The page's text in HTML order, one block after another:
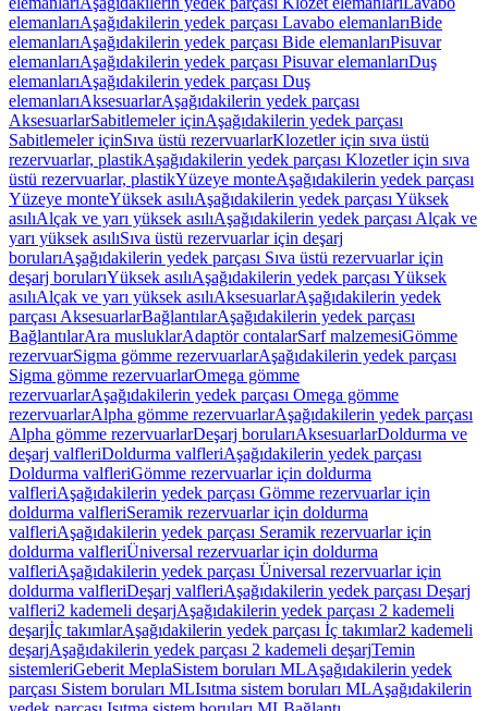
elemanlarıAşağıdakilerin yedek parçası Lavabo elemanlarıBide
elemanlarıAşağıdakilerin yedek parçası Bide elemanlarıPisuvar
elemanlarıAşağıdakilerin yedek parçası Pisuvar elemanlarıDuş
elemanlarıAşağıdakilerin yedek parçası Duş
elemanlarıAksesuarlarAşağıdakilerin yedek parçası
AksesuarlarSabitlemeler içinAşağıdakilerin yedek parçası
Sabitlemeler içinSıva üstü rezervuarlarKlozetler için sıva üstü
rezervuarlar, plastikAşağıdakilerin yedek parçası Klozetler için sıva
üstü rezervuarlar, plastikYüzeye monteAşağıdakilerin yedek parçası
Yüzeye monteYüksek asılıAşağıdakilerin yedek parçası Yüksek
asılıAlçak ve yarı yüksek asılıAşağıdakilerin yedek parçası Alçak ve
yarı yüksek asılıSıva üstü rezervuarlar için deşarj
borularıAşağıdakilerin yedek parçası Sıva üstü rezervuarlar için
deşarj borularıYüksek asılıAşağıdakilerin yedek parçası Yüksek
asılıAlçak ve yarı yüksek asılıAksesuarlarAşağıdakilerin yedek
parçası AksesuarlarBağlantılarAşağıdakilerin yedek parçası
BağlantılarAra musluklarAdaptör contalarSarf malzemesiGömme
rezervuarSigma gömme rezervuarlarAşağıdakilerin yedek parçası
Sigma gömme rezervuarlarOmega gömme
rezervuarlarAşağıdakilerin yedek parçası Omega gömme
rezervuarlarAlpha gömme rezervuarlarAşağıdakilerin yedek parçası
Alpha gömme rezervuarlarDeşarj borularıAksesuarlarDoldurma ve
deşarj valfleriDoldurma valfleriAşağıdakilerin yedek parçası
Doldurma valfleriGömme rezervuarlar için doldurma
valfleriAşağıdakilerin yedek parçası Gömme rezervuarlar için
doldurma valfleriSeramik rezervuarlar için doldurma
valfleriAşağıdakilerin yedek parçası Seramik rezervuarlar için
doldurma valfleriÜniversal rezervuarlar için doldurma
valfleriAşağıdakilerin yedek parçası Üniversal rezervuarlar için
doldurma valfleriDeşarj valfleriAşağıdakilerin yedek parçası Deşarj
valfleri2 kademeli deşarjAşağıdakilerin yedek parçası 2 kademeli
deşarjİç takımlarAşağıdakilerin yedek parçası İç takımlar2 kademeli
deşarjAşağıdakilerin yedek parçası 2 kademeli deşarjTemin
sistemleriGeberit MeplaSistem boruları MLAşağıdakilerin yedek
parçası Sistem boruları MLIsıtma sistem boruları MLAşağıdakilerin